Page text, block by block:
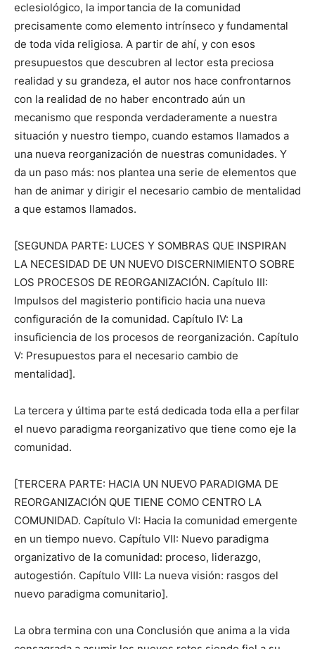
eclesiológico, la importancia de la comunidad
precisamente como elemento intrínseco y fundamental
de toda vida religiosa. A partir de ahí, y con esos
presupuestos que descubren al lector esta preciosa
realidad y su grandeza, el autor nos hace confrontarnos
con la realidad de no haber encontrado aún un
mecanismo que responda verdaderamente a nuestra
situación y nuestro tiempo, cuando estamos llamados a
una nueva reorganización de nuestras comunidades. Y
da un paso más: nos plantea una serie de elementos que
han de animar y dirigir el necesario cambio de mentalidad
a que estamos llamados.
[SEGUNDA PARTE: LUCES Y SOMBRAS QUE INSPIRAN
LA NECESIDAD DE UN NUEVO DISCERNIMIENTO SOBRE
LOS PROCESOS DE REORGANIZACIÓN. Capítulo III:
Impulsos del magisterio pontificio hacia una nueva
configuración de la comunidad. Capítulo IV: La
insuficiencia de los procesos de reorganización. Capítulo
V: Presupuestos para el necesario cambio de
mentalidad].
La tercera y última parte está dedicada toda ella a perfilar
el nuevo paradigma reorganizativo que tiene como eje la
comunidad.
[TERCERA PARTE: HACIA UN NUEVO PARADIGMA DE
REORGANIZACIÓN QUE TIENE COMO CENTRO LA
COMUNIDAD. Capítulo VI: Hacia la comunidad emergente
en un tiempo nuevo. Capítulo VII: Nuevo paradigma
organizativo de la comunidad: proceso, liderazgo,
autogestión. Capítulo VIII: La nueva visión: rasgos del
nuevo paradigma comunitario].
La obra termina con una Conclusión que anima a la vida